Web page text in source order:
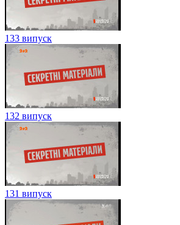
133 випуск
132 випуск
131 випуск